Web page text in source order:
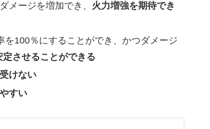
メージを増加でき、 火力増強を期待でき
100％にすることができ、かつダメージ
定させることができる
けない
すい